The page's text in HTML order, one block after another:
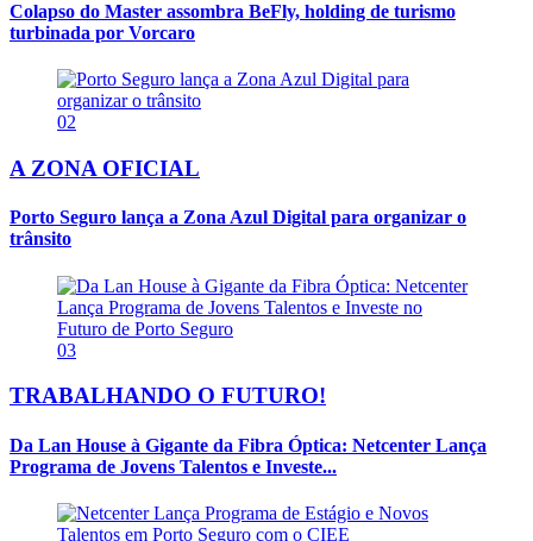
Colapso do Master assombra BeFly, holding de turismo
turbinada por Vorcaro
02
A ZONA OFICIAL
Porto Seguro lança a Zona Azul Digital para organizar o
trânsito
03
TRABALHANDO O FUTURO!
Da Lan House à Gigante da Fibra Óptica: Netcenter Lança
Programa de Jovens Talentos e Investe...